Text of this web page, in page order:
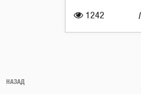
1242
по
Предыдущая
НАЗАД